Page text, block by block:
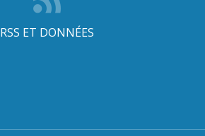
RSS ET DONNÉES